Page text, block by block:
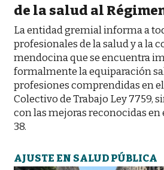
de la salud al
La entidad gremial informa a
profesionales de la salud y a la
mendocina que se encuentra
formalmente la equiparación
profesiones comprendidas en
Colectivo de Trabajo Ley 7759,
con las mejoras reconocidas
38.
AJUSTE EN SALUD PÚBLICA